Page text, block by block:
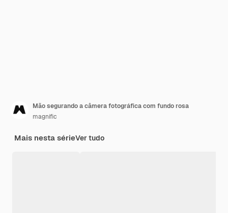
Mão segurando a câmera fotográfica com fundo rosa
magnific
Mais nesta sérieVer tudo